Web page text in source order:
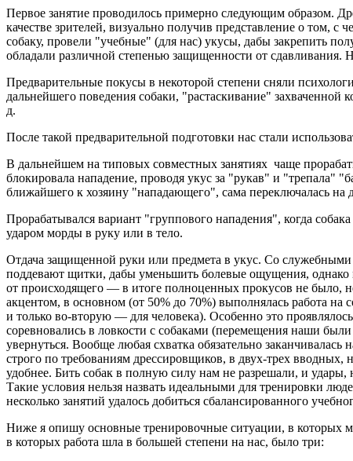
Первое занятие проводилось примерно следующим образом.
качестве зрителей, визуально получив представление о том,
собаку, провели "учебные" (для нас) укусы, дабы закрепить
обладали различной степенью защищенности от
Предварительные покусы в некоторой степени сняли
дальнейшего поведения собаки, "растаскивание"
д.
После такой предварительной подготовки нас стали
В дальнейшем на типовых совместных занятиях чаще
блокировала нападение, проводя укус за "рукав" и "трепала"
ближайшего к хозяину "нападающего", сама переключалась на
Прорабатывался вариант "группового нападения", когда
ударом морды в руку или в тело.
Отдача защищенной руки или предмета в укус. Со
поддевают щитки, дабы уменьшить болевые ощущения, однако
от происходящего — в итоге полноценных прокусов не было,
акцентом, в основном (от 50% до 70%) выполнялась работа на
и только во-вторую — для человека). Особенно это
соревновались в ловкости с собаками (перемещения наши
увернуться. Вообще любая схватка обязательно
строго по требованиям дрессировщиков, в двух-трех вводных,
удобнее. Бить собак в полную силу нам не разрешали, и
Такие условия нельзя назвать идеальными для тренировки
несколько занятий удалось добиться сбалансированного
Ниже я опишу основные тренировочные ситуации, в которых
в которых работа шла в большей степени на нас, было три: